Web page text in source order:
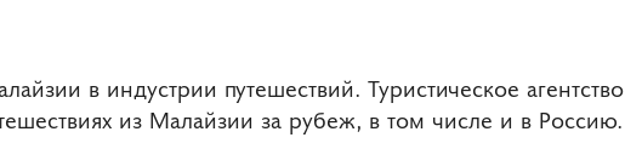
в индустрии путешествий. Туристическое агентство
из Малайзии за рубеж, в том числе и в Россию.